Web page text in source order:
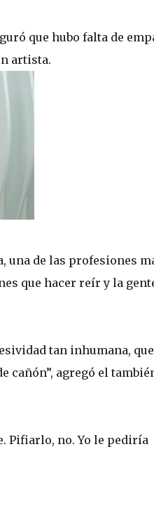
que hubo falta de
artista.
una de las profesiones
que hacer reír y la
tan inhumana,
cañón”, agregó el
Pifiarlo, no. Yo le pediría